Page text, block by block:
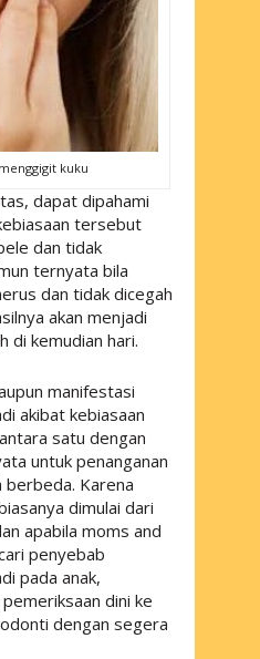
kuku
dapat dipahami
tersebut
dan tidak
ternyata bila
dan tidak dicegah
akan menjadi
di kemudian hari.
manifestasi
akibat kebiasaan
satu dengan
untuk penanganan
berbeda. Karena
dimulai dari
apabila moms and
penyebab
pada anak,
dini ke
dengan segera